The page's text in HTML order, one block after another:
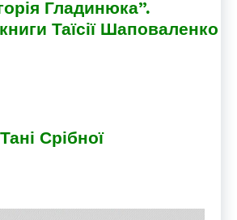
Гладинюка”.
Таїсії Шаповаленко
Срібної